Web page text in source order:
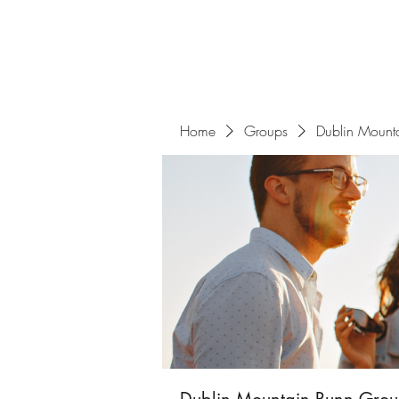
Home Groups Dublin